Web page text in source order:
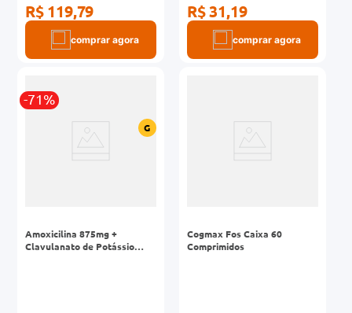
R$ 119,79
comprar agora
R$ 31,19
comprar agora
-71%
G
Amoxicilina 875mg +
Clavulanato de Potássio
Cogmax Fos Caixa 60
Comprimidos